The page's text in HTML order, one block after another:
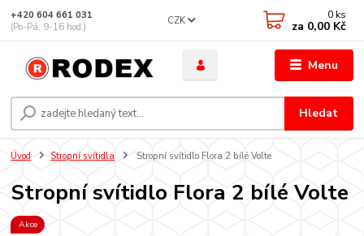
Menu
CZK
Hledat
+420 604 661 031
(Po-Pá, 9-16 hod.)
0 ks
za 0,00 Kč
Úvod Stropní svítidla Stropní svítidlo Flora 2 bílé Volte
Stropní svítidlo Flora 2 bílé Volte
Akce